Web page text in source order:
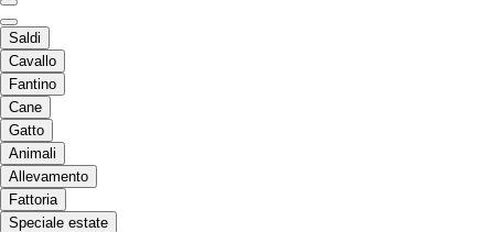
Saldi
Cavallo
Fantino
Cane
Gatto
Animali
Allevamento
Fattoria
Speciale estate